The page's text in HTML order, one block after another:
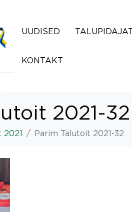
UUDISED
KONTAKT
2021-32
Parim Talutoit 2021-32